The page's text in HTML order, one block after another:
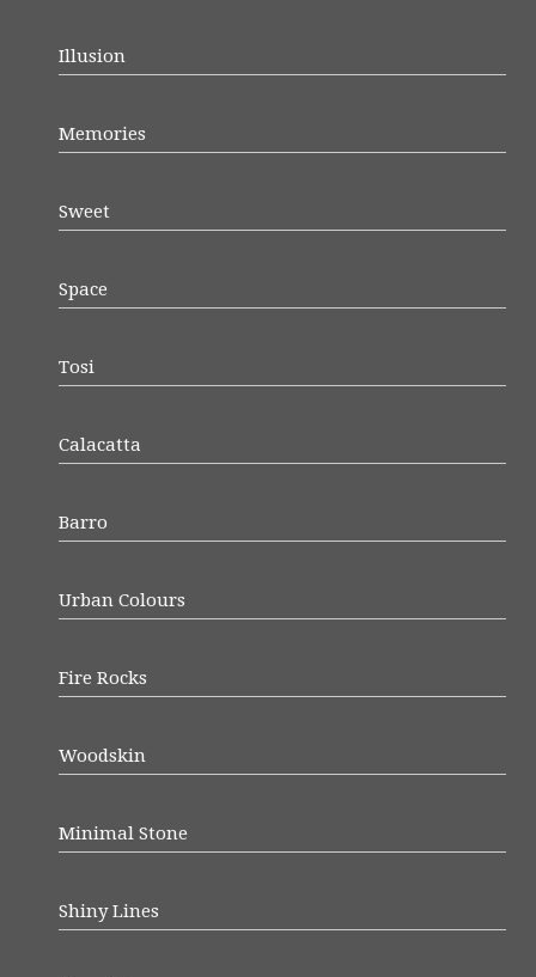
Illusion
Memories
Sweet
Space
Tosi
Calacatta
Barro
Urban Colours
Fire Rocks
Woodskin
Minimal Stone
Shiny Lines